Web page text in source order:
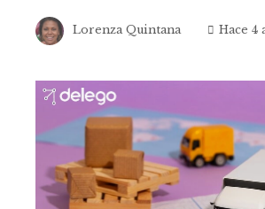
Lorenza Quintana Hace 4